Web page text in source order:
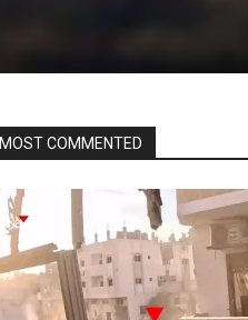
MOST COMMENTED